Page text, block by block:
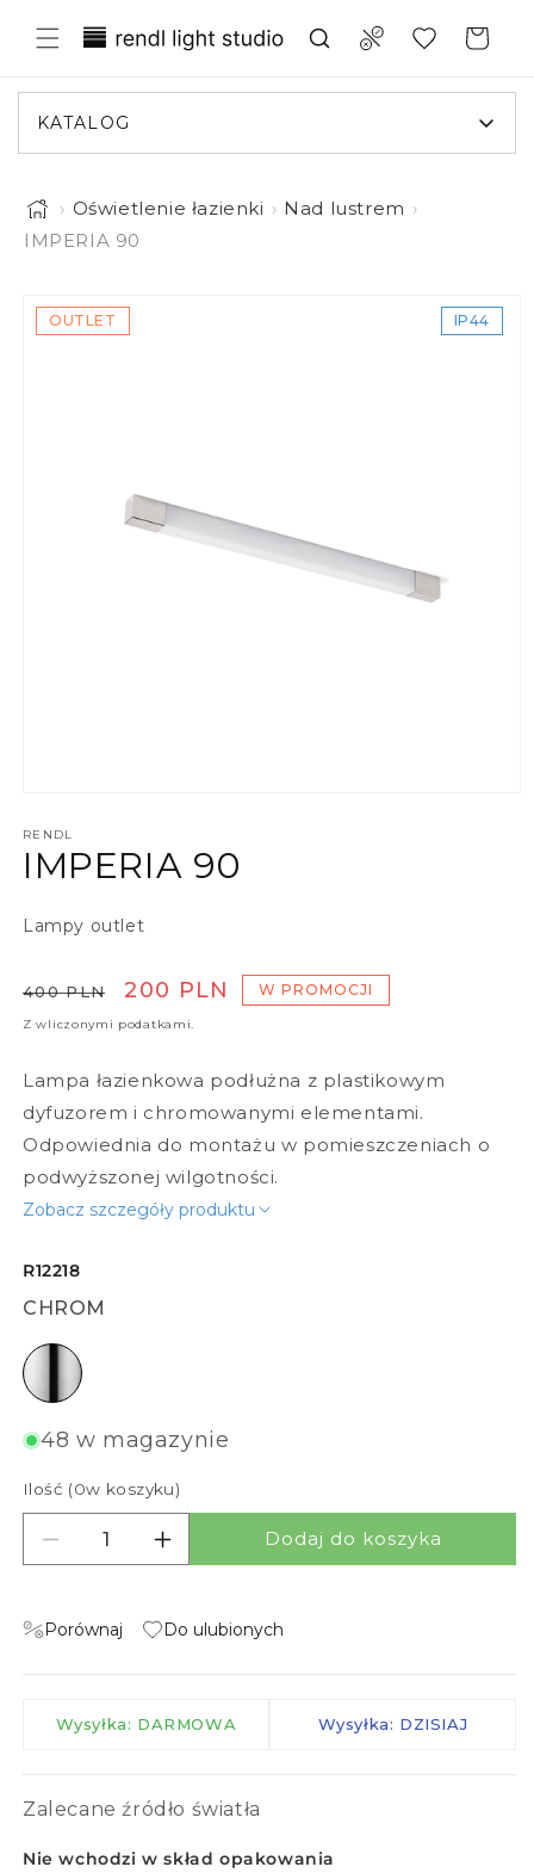
do treści Compare
Translation missing: Koszyk
KATALOG
› Oświetlenie łazienki › Nad lustrem ›
IMPERIA 90
do informacji o produkcie
OUTLET IP44
RENDL
IMPERIA 90
Lampy outlet
Cena regularna
400 PLN Cena promocyjna
200 PLN W PROMOCJI
Z wliczonymi podatkami.
Lampa łazienkowa podłużna z plastikowym
dyfuzorem i chromowanymi elementami.
Odpowiednia do montażu w pomieszczeniach o
podwyższonej wilgotności.
Zobacz szczegóły produktu
R12218
CHROM
chrom
48 w magazynie
Ilość (0w koszyku)
Zmniejsz ilość dla IMPERIA 90
Zwiększ ilość dla IMPERIA 90
Dodaj do koszyka
Porównaj Do ulubionych
Wysyłka: DARMOWA Wysyłka: DZISIAJ
Zalecane źródło światła
Nie wchodzi w skład opakowania